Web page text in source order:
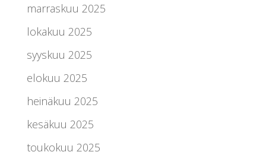
marraskuu 2025
lokakuu 2025
syyskuu 2025
elokuu 2025
heinäkuu 2025
kesäkuu 2025
toukokuu 2025